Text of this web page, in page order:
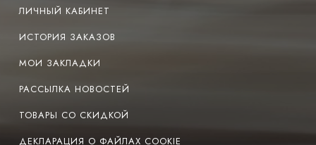
ЛИЧНЫЙ КАБИНЕТ
ИСТОРИЯ ЗАКАЗОВ
МОИ ЗАКЛАДКИ
РАССЫЛКА НОВОСТЕЙ
ТОВАРЫ СО СКИДКОЙ
ДЕКЛАРАЦИЯ О ФАЙЛАХ COOKIE